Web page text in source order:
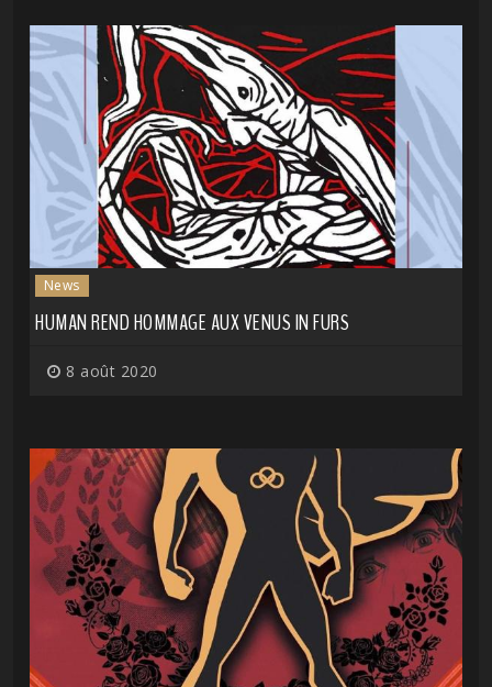
News
HUMAN REND HOMMAGE AUX VENUS IN FURS
8 août 2020